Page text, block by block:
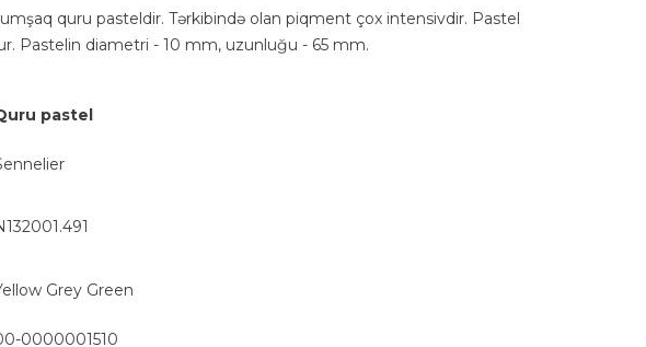
quru pasteldir. Tərkibində olan piqment çox intensivdir. Pastel
Pastelin diametri - 10 mm, uzunluğu - 65 mm.
pastel
Grey Green
0000001510